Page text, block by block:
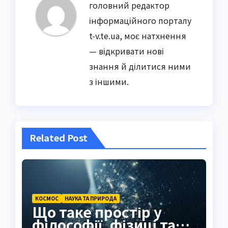
головний редактор
інформаційного порталу
t-v.te.ua, моє натхнення
— відкривати нові
знання й ділитися ними
з іншими.
Related Post
КОСМОС НАУКА ТА ПРИРОДА
Що таке простір у